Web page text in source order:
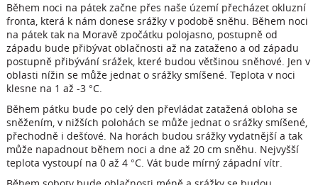
Během noci na pátek začne přes naše území přecházet okluzní
fronta, která k nám donese srážky v podobě sněhu. Během noci
na pátek tak na Moravě zpočátku polojasno, postupně od
západu bude přibývat oblačnosti až na zataženo a od západu
postupně přibývání srážek, které budou většinou sněhové. Jen v
oblasti nížin se může jednat o srážky smíšené. Teplota v noci
klesne na 1 až -3 °C.
Během pátku bude po celý den převládat zatažená obloha se
sněžením, v nižších polohách se může jednat o srážky smíšené,
přechodně i dešťové. Na horách budou srážky vydatnější a tak
může napadnout během noci a dne až 20 cm sněhu. Nejvyšší
teplota vystoupí na 0 až 4 °C. Vát bude mírný západní vítr.